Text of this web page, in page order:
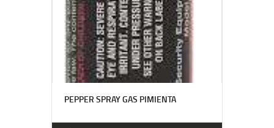
PEPPER SPRAY GAS PIMIENTA